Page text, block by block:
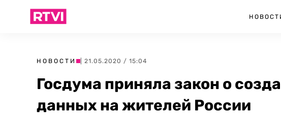
НОВОСТИ | 21.05.2020 / 15:04
Госдума приняла закон о
данных на жителей России